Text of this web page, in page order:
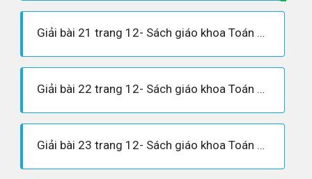
Giải bài 21 trang 12- Sách giáo khoa Toán 8 tập 1
Giải bài 22 trang 12- Sách giáo khoa Toán 8 tập 1
Giải bài 23 trang 12- Sách giáo khoa Toán 8 tập 1